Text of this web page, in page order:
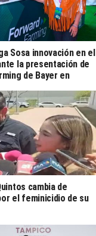
Sosa innovación en el
la presentación de
de Bayer en
cambia de
el feminicidio de su